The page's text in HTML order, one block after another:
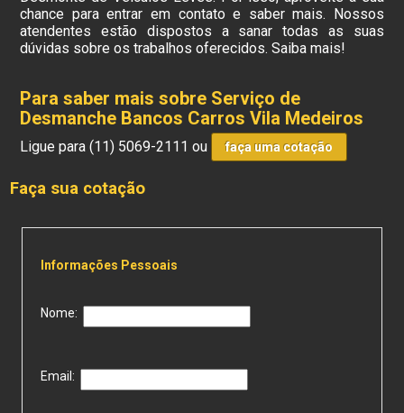
chance para entrar em contato e saber mais. Nossos
atendentes estão dispostos a sanar todas as suas
dúvidas sobre os trabalhos oferecidos. Saiba mais!
Para saber mais sobre Serviço de
Desmanche Bancos Carros Vila Medeiros
Ligue para(11) 5069-2111 ou faça uma cotação
Faça sua cotação
Informações Pessoais
Nome:
Email: